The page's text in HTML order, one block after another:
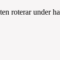
roterar under